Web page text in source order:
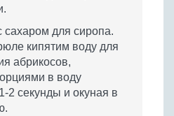
сахаром для сиропа.
кипятим воду для
абрикосов,
в воду
2 секунды и окуная в